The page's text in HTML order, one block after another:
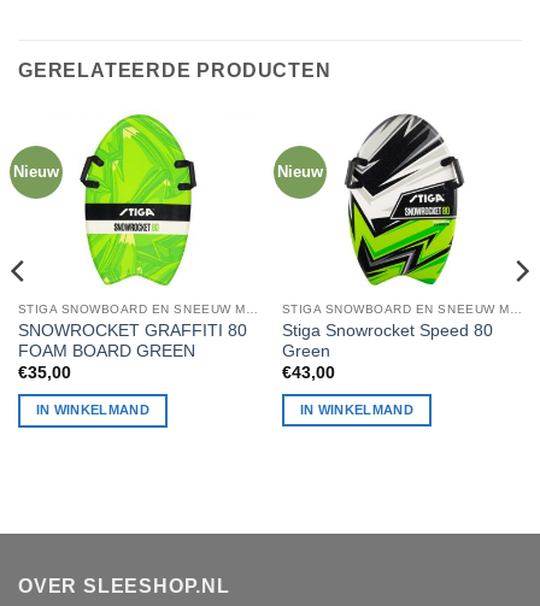
GERELATEERDE PRODUCTEN
Nieuw
STIGA SNOWBOARD EN SNEEUW MATRAS
SNOWROCKET GRAFFITI 80
FOAM BOARD GREEN
€35,00
IN WINKELMAND
Nieuw
Stiga Snowrocket Speed 80
Green
€43,00
IN WINKELMAND
OVER SLEESHOP.NL